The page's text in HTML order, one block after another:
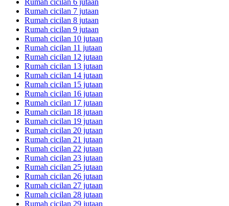
Rumah cicilan 6 jutaan
Rumah cicilan 7 jutaan
Rumah cicilan 8 jutaan
Rumah cicilan 9 jutaan
Rumah cicilan 10 jutaan
Rumah cicilan 11 jutaan
Rumah cicilan 12 jutaan
Rumah cicilan 13 jutaan
Rumah cicilan 14 jutaan
Rumah cicilan 15 jutaan
Rumah cicilan 16 jutaan
Rumah cicilan 17 jutaan
Rumah cicilan 18 jutaan
Rumah cicilan 19 jutaan
Rumah cicilan 20 jutaan
Rumah cicilan 21 jutaan
Rumah cicilan 22 jutaan
Rumah cicilan 23 jutaan
Rumah cicilan 25 jutaan
Rumah cicilan 26 jutaan
Rumah cicilan 27 jutaan
Rumah cicilan 28 jutaan
Rumah cicilan 29 jutaan